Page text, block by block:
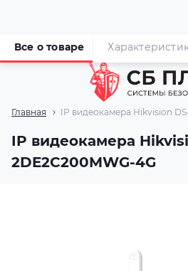
Главная IP видеокамера Hikvision
IP видеокамера
2DE2C200MWG-4G
Все о товаре